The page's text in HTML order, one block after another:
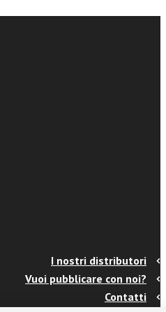
I nostri distributori
Vuoi pubblicare con noi?
Contatti